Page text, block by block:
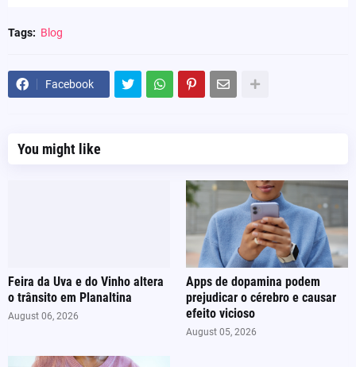
Tags: Blog
Facebook
You might like
Feira da Uva e do Vinho altera
o trânsito em Planaltina
August 06, 2026
Apps de dopamina podem
prejudicar o cérebro e causar
efeito vicioso
August 05, 2026